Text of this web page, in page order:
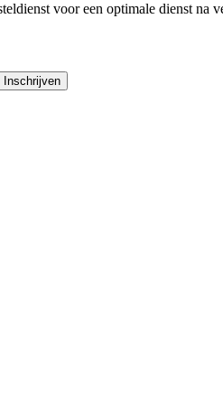
voor een optimale dienst na